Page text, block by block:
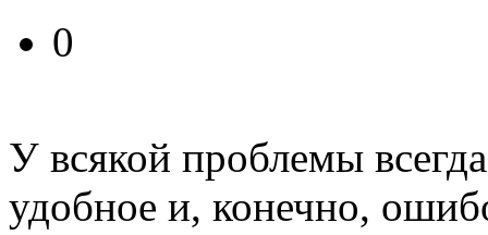
0
У всякой проблемы
удобное и, конечно,